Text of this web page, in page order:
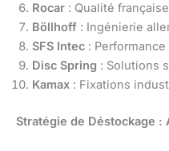
Rocar : Qualité française
Böllhoff : Ingénierie
SFS Intec :
Disc Spring : Solutions
Kamax : Fixations
Stratégie de Déstockage